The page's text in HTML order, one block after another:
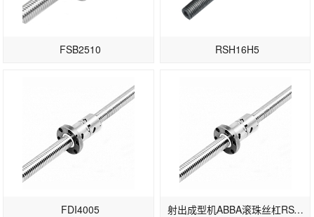
FSB2510 RSH16H5
FDI4005 射出成型机ABBA滚珠丝杠RSY2005-3/4